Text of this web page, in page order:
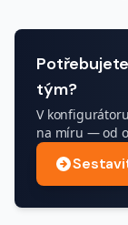
tým?
V
na míru — od